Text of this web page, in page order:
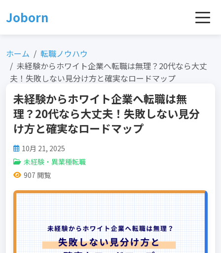
toJoborn
ホーム
転職ノウハウ
未経験からホワイト企業へ転職は無理？20代なら大丈
夫！失敗しない見分け方と確実なロードマップ
未経験からホワイト企業へ転職は無
理？20代なら大丈夫！失敗しない見分
け方と確実なロードマップ
10月 21, 2025
未経験・異業種転職
907 閲覧